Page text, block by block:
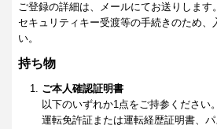
ご登録の詳細は、メールにてお送りします。
セキュリティキー受渡等の手続きのため、
い。
持ち物
ご本人確認証明書
以下のいずれか1点をご持参ください。
運転免許証または運転経歴証明書、パ